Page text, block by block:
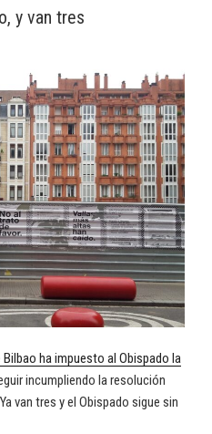
y van tres
ha impuesto al Obispado la
incumpliendo la resolución
van tres y el Obispado sigue sin